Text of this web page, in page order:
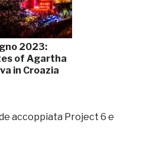
2023:
of Agartha
in Croazia
accoppiata Project 6 e